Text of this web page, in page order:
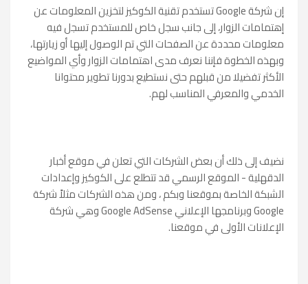
إن شركة Google تستخدم تقنية الكوكيز لتخزين المعلومات عن
إهتمامات الزوار، إلى جانب سجل خاص للمستخدم تسجل فيه
معلومات محددة عن الصفحات التي تم الوصول إليها أو زيارتها،
وبهذه الخطوة فإننا نعرف مدى اهتمامات الزوار وأي المواضيع
الأكثر تفضيلا من قبلهم حتى نستطيع بدورنا تطوير محتوانا
الخدمي والمعرفي المناسب لهم.
نضيف إلى ذلك أن بعض الشركات التي تعلن في موقع أخبار
الدقهلية - الموقع الرسمي قد تتطلع على الكوكيز وإعدادات
الشبكة الخاصة بموقعنا وبكم ، ومن هذه الشركات مثلاً شركة
Google وبرنامجها الإعلاني Google AdSense وهي شركة
الإعلانات الأولى في موقعنا.